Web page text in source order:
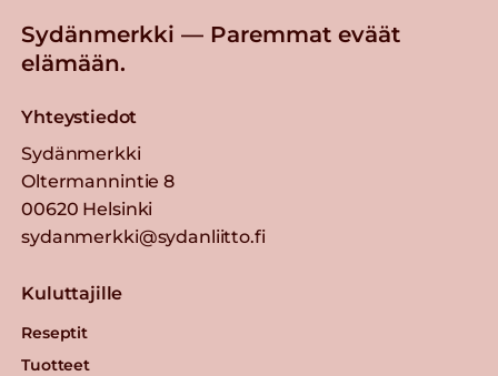
Sydänmerkki — Paremmat eväät
elämään.
Yhteystiedot
Sydänmerkki
Oltermannintie 8
00620 Helsinki
sydanmerkki@sydanliitto.fi
Kuluttajille
Reseptit
Tuotteet